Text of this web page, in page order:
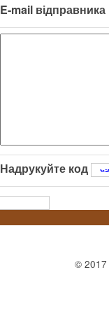
E-mail відправника
Надрукуйте код
© 2017